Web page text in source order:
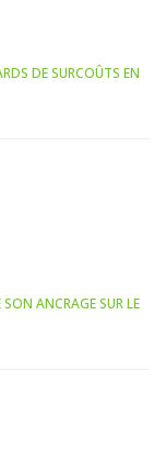
DE SURCOÛTS EN
ANCRAGE SUR LE